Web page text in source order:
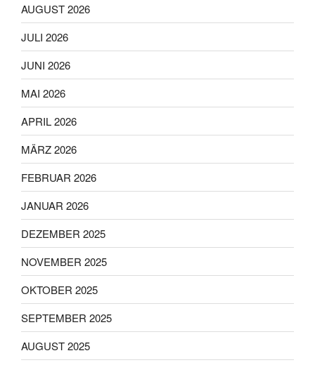
AUGUST 2026
JULI 2026
JUNI 2026
MAI 2026
APRIL 2026
MÄRZ 2026
FEBRUAR 2026
JANUAR 2026
DEZEMBER 2025
NOVEMBER 2025
OKTOBER 2025
SEPTEMBER 2025
AUGUST 2025